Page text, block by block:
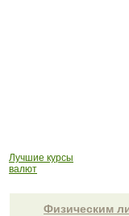
Лучшие курсы
валют
Физическим